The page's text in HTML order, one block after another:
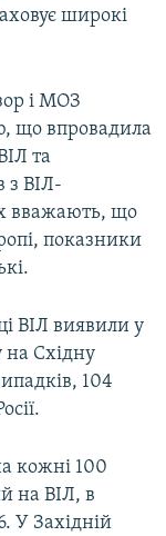
широкі
і МОЗ
що впровадила
та
з ВІЛ-
вважають, що
показники
ВІЛ виявили у
на Східну
104
кожні 100
на ВІЛ, в
У Західній